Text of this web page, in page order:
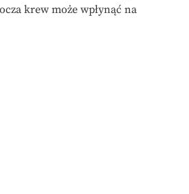
krew może wpłynąć na